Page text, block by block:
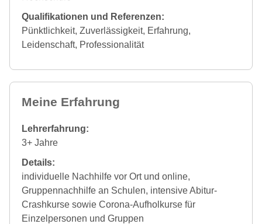
Qualifikationen und Referenzen:
Pünktlichkeit, Zuverlässigkeit, Erfahrung,
Leidenschaft, Professionalität
Meine Erfahrung
Lehrerfahrung:
3+ Jahre
Details:
individuelle Nachhilfe vor Ort und online,
Gruppennachhilfe an Schulen, intensive Abitur-
Crashkurse sowie Corona-Aufholkurse für
Einzelpersonen und Gruppen